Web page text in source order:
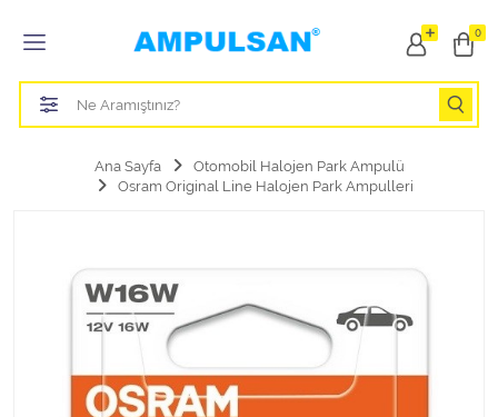
0
Tüm Kategoriler
Led Aydınlatma Ampulü
Otomobil Halojen Far Ampulü
Otomobil Led Far Ampulü
Otomobil Halojen Park Ampulü
Otomobil Led Park Ampulü
Ana Sayfa
Otomobil Halojen Park Ampulü
Osram Original Line Halojen Park Ampulleri